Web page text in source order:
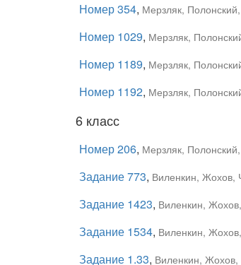
Номер 354, Мерзляк,
Номер 1029, Мерзляк,
Номер 1189, Мерзляк,
Номер 1192, Мерзляк,
6 класс
Номер 206, Мерзляк,
Задание 773, Виленкин, Жохов,
Задание 1423, Виленкин,
Задание 1534, Виленкин,
Задание 1.33, Виленкин, Жохов,